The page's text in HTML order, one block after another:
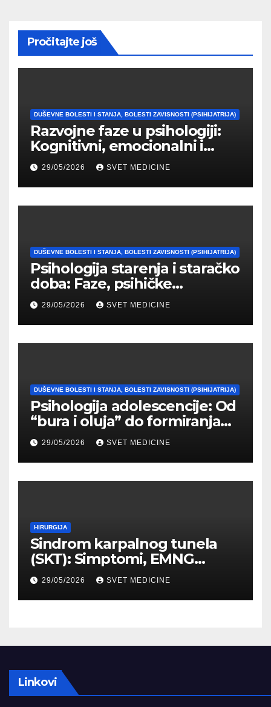
Pročitajte još
DUŠEVNE BOLESTI I STANJA, BOLESTI ZAVISNOSTI (PSIHIJATRIJA)
Razvojne faze u psihologiji:
Kognitivni, emocionalni i
moralni razvoj čoveka
29/05/2026 SVET MEDICINE
DUŠEVNE BOLESTI I STANJA, BOLESTI ZAVISNOSTI (PSIHIJATRIJA)
Psihologija starenja i staračko
doba: Faze, psihičke
promene i tipovi
prilagođavanja
29/05/2026 SVET MEDICINE
DUŠEVNE BOLESTI I STANJA, BOLESTI ZAVISNOSTI (PSIHIJATRIJA)
Psihologija adolescencije: Od
“bura i oluja” do formiranja
stabilnog identiteta
29/05/2026 SVET MEDICINE
HIRURGIJA
Sindrom karpalnog tunela
(SKT): Simptomi, EMNG
dijagnostika i lečenje
29/05/2026 SVET MEDICINE
Linkovi